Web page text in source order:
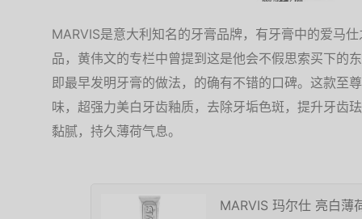
MARVIS是意大利知名的牙膏品牌，有牙膏中的爱马
品，黄伟文的专栏中曾提到这是他会不假思索买下的
即最早发明牙膏的做法，的确有不错的口碑。这款至
味，超强力美白牙齿釉质，去除牙垢色斑，提升牙齿
黏腻，持久薄荷气息。
MARVIS 玛尔仕 亮白薄